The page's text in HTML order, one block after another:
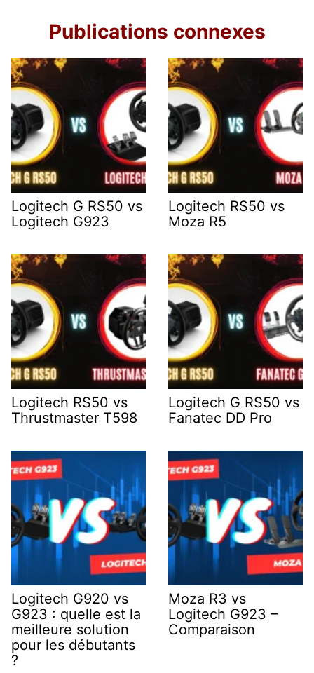
Publications connexes
Logitech G RS50 vs
Logitech G923
Logitech RS50 vs
Moza R5
Logitech RS50 vs
Thrustmaster T598
Logitech G RS50 vs
Fanatec DD Pro
Logitech G920 vs
G923 : quelle est la
meilleure solution
pour les débutants
?
Moza R3 vs
Logitech G923 –
Comparaison